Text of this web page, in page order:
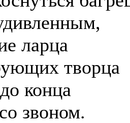
ларца
творца
конца
звоном.